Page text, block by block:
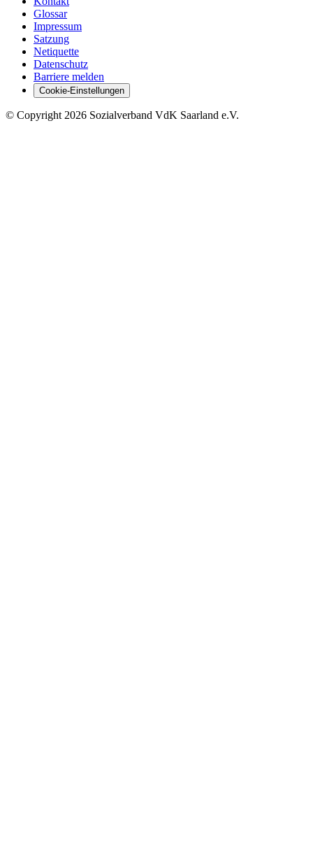
Glossar
Impressum
Satzung
Netiquette
Datenschutz
Barriere melden
Cookie-Einstellungen
© Copyright 2026 Sozialverband VdK Saarland e.V.